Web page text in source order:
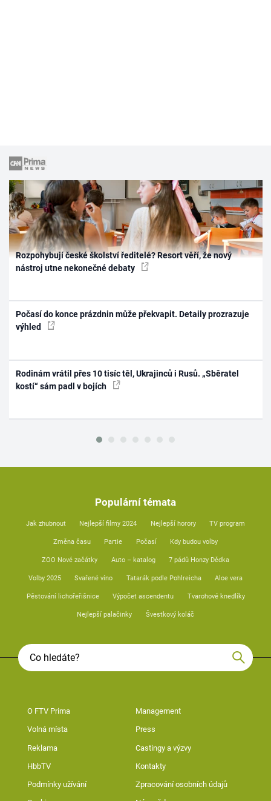
Rozpohybují české školství ředitelé? Resort věří, že nový
nástroj utne nekonečné debaty
Počasí do konce prázdnin může překvapit. Detaily prozrazuje
výhled
Rodinám vrátil přes 10 tisíc těl, Ukrajinců i Rusů. „Sběratel
kostí“ sám padl v bojích
Populární témata
Jak zhubnout Nejlepší filmy 2024 Nejlepší horory TV program
Změna času Partie Počasí Kdy budou volby
ZOO Nové začátky Auto – katalog 7 pádů Honzy Dědka
Volby 2025 Svařené víno Tatarák podle Pohlreicha Aloe vera
Pěstování lichořeřišnice Výpočet ascendentu Tvarohové knedlíky
Nejlepší palačinky Švestkový koláč
O FTV Prima Management
Volná místa Press
Reklama Castingy a výzvy
HbbTV Kontakty
Podmínky užívání Zpracování osobních údajů